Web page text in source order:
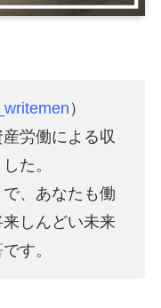
）
労働による収
た。
、あなたも働
しんどい未来
す。